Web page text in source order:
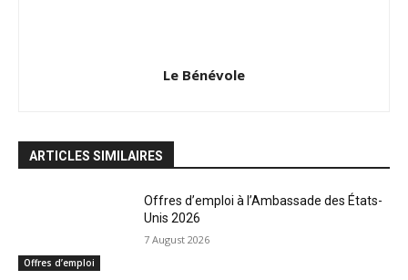
Le Bénévole
ARTICLES SIMILAIRES
Offres d’emploi
Offres d’emploi à l’Ambassade des États-
Unis 2026
7 August 2026